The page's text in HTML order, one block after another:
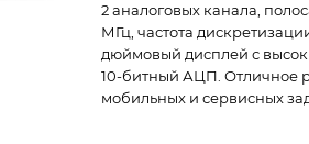
2 аналоговых канала,
МГц, частота
дюймовый дисплей с
10-битный АЦП. Отличное
мобильных и сервисных